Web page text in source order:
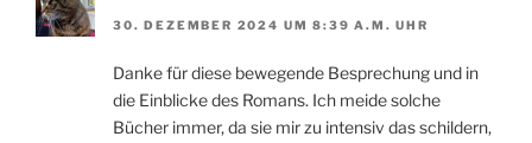
30. DEZEMBER 2024 UM 8:39 A.M. UHR
Danke für diese bewegende Besprechung und in
die Einblicke des Romans. Ich meide solche
Bücher immer, da sie mir zu intensiv das schildern,